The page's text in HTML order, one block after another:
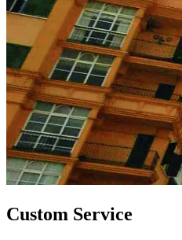
Custom Service